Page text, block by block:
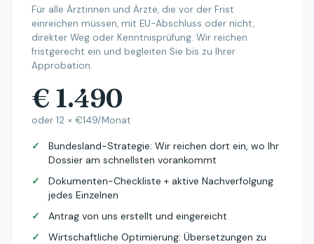
Für alle Ärztinnen und Ärzte, die vor der Frist
einreichen müssen, mit EU-Abschluss oder nicht,
direkter Weg oder Kenntnisprüfung. Wir reichen
fristgerecht ein und begleiten Sie bis zu Ihrer
Approbation.
€ 1.490
oder 12 × €149/Monat
✓
Bundesland-Strategie: Wir reichen dort ein, wo Ihr
Dossier am schnellsten vorankommt
✓
Dokumenten-Checkliste + aktive Nachverfolgung
jedes Einzelnen
✓
Antrag von uns erstellt und eingereicht
✓
Wirtschaftliche Optimierung: Übersetzungen zu